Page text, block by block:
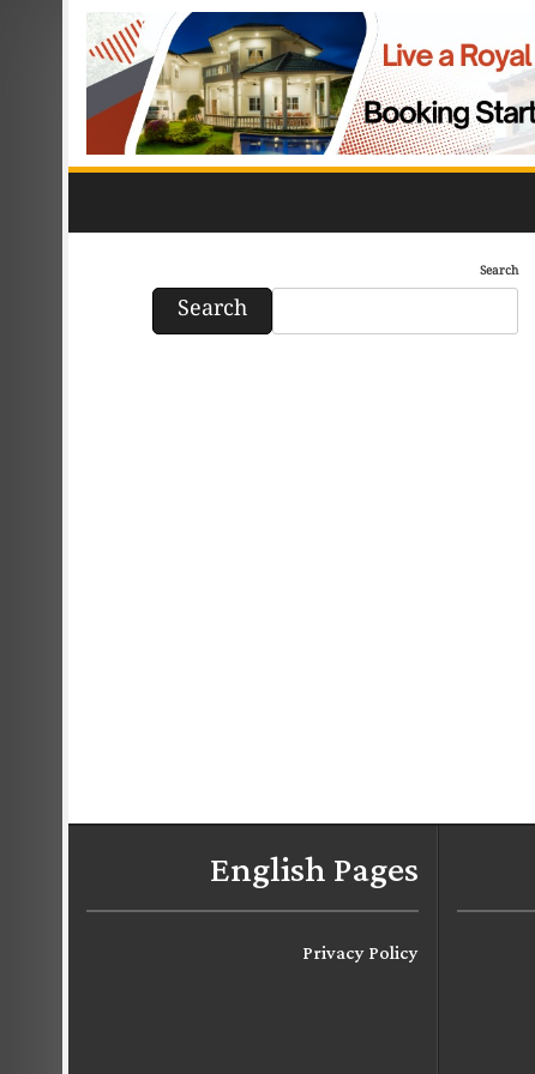
Search
Search
English Pages
Privacy Policy